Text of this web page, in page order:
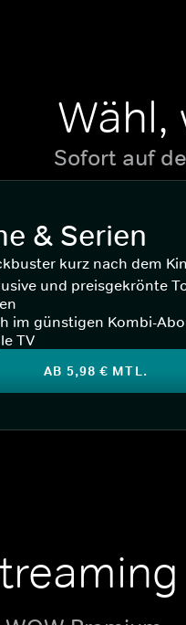
Wähl,
Sofort auf
& Serien
kurz nach dem
und preisgekrönte
im günstigen Kombi-
TV
AB 5,98 € MTL.